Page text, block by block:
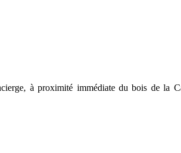
à proximité immédiate du bois de la